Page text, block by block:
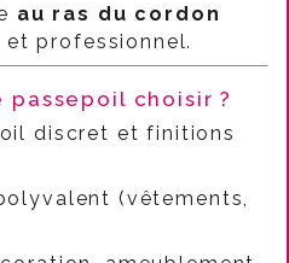
au ras du cordon
professionnel.
passepoil choisir ?
discret et finitions
(vêtements,